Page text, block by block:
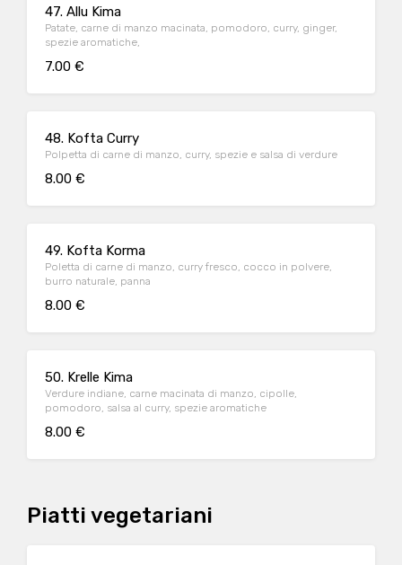
47. Allu Kima
Patate, carne di manzo macinata, pomodoro, curry, ginger,
spezie aromatiche,
7.00 €
48. Kofta Curry
Polpetta di carne di manzo, curry, spezie e salsa di verdure
8.00 €
49. Kofta Korma
Poletta di carne di manzo, curry fresco, cocco in polvere,
burro naturale, panna
8.00 €
50. Krelle Kima
Verdure indiane, carne macinata di manzo, cipolle,
pomodoro, salsa al curry, spezie aromatiche
8.00 €
Piatti vegetariani